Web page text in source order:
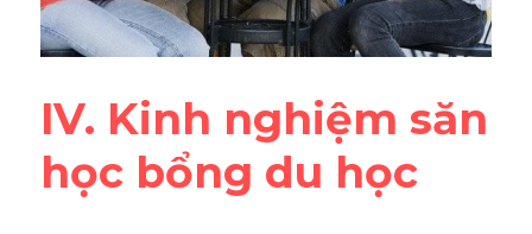
IV. Kinh nghiệm săn
học bổng du học